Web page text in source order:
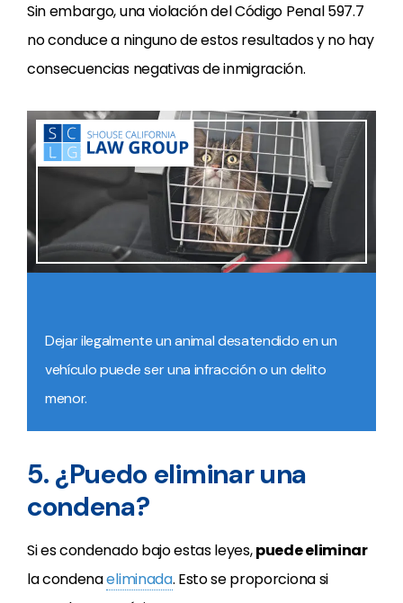
Sin embargo, una violación del Código Penal 597.7
no conduce a ninguno de estos resultados y no hay
consecuencias negativas de inmigración.
Dejar ilegalmente un animal desatendido en un
vehículo puede ser una infracción o un delito
menor.
5. ¿Puedo eliminar una
condena?
Si es condenado bajo estas leyes,puede eliminar
la condenaeliminada. Esto se proporciona si